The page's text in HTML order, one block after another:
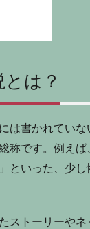
は？
は書かれてい
称です。例え
といった、少
ストーリーや